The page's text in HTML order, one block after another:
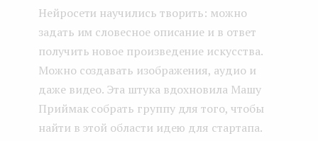
Нейросети научились творить: можно
задать им словесное описание и в ответ
получить новое произведение искусства.
Можно создавать изображения, аудио и
даже видео. Эта штука вдохновила Машу
Приймак собрать группу для того, чтобы
найти в этой области идею для стартапа.